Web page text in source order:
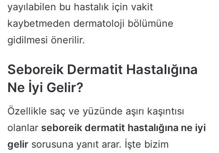
yayılabilen bu hastalık için vakit
kaybetmeden dermatoloji bölümüne
gidilmesi önerilir.
Seboreik Dermatit Hastalığına
Ne İyi Gelir?
Özellikle saç ve yüzünde aşırı kaşıntısı
olanlar seboreik dermatit hastalığına ne iyi
gelir sorusuna yanıt arar. İşte bizim